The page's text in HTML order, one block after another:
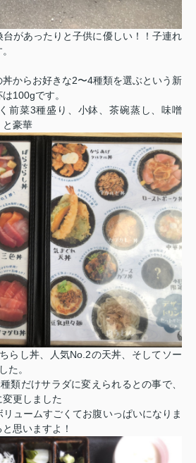
があったりと子供に優しい！！子連れ
からお好きな2〜4種類を選ぶという新
100gです。
前菜3種盛り、小鉢、茶碗蒸し、味噌
と豪華
らし丼、人気No.2の天丼、そしてソー
た。
類だけサラダに変えられるとの事で、
更しました
ュームすごくてお腹いっぱいになりま
思いますよ！